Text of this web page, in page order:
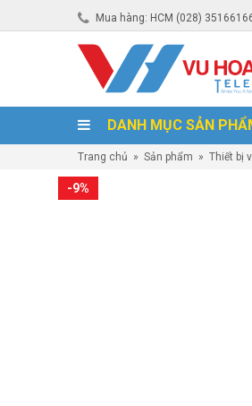
Mua hàng: HCM (028)
DANH MỤC SẢN
Trang chủ » Sản phẩm » Thiết bị
-9%